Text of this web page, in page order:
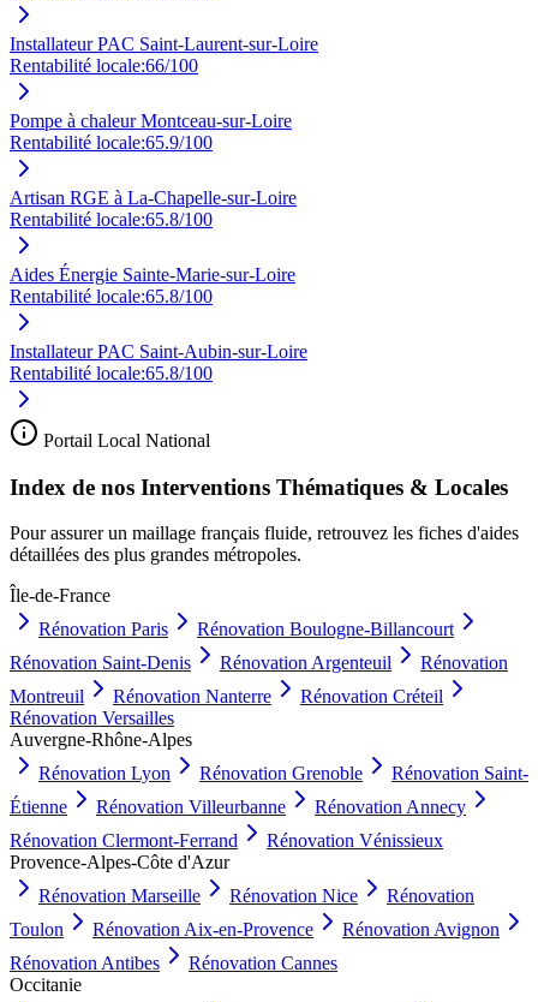
Installateur PAC Saint-Laurent-sur-Loire
Rentabilité locale:66/100
Pompe à chaleur Montceau-sur-Loire
Rentabilité locale:65.9/100
Artisan RGE à La-Chapelle-sur-Loire
Rentabilité locale:65.8/100
Aides Énergie Sainte-Marie-sur-Loire
Rentabilité locale:65.8/100
Installateur PAC Saint-Aubin-sur-Loire
Rentabilité locale:65.8/100
Portail Local National
Index de nos Interventions Thématiques & Locales
Pour assurer un maillage français fluide, retrouvez les fiches d'aides
détaillées des plus grandes métropoles.
Île-de-France
Rénovation Paris Rénovation Boulogne-Billancourt
Rénovation Saint-Denis Rénovation Argenteuil
Rénovation
Montreuil
Rénovation Nanterre Rénovation Créteil
Rénovation Versailles
Auvergne-Rhône-Alpes
Rénovation Lyon Rénovation Grenoble Rénovation Saint-
Étienne
Rénovation Villeurbanne Rénovation Annecy
Rénovation Clermont-Ferrand Rénovation Vénissieux
Provence-Alpes-Côte d'Azur
Rénovation Marseille Rénovation Nice
Rénovation
Toulon
Rénovation Aix-en-Provence Rénovation Avignon
Rénovation Antibes Rénovation Cannes
Occitanie